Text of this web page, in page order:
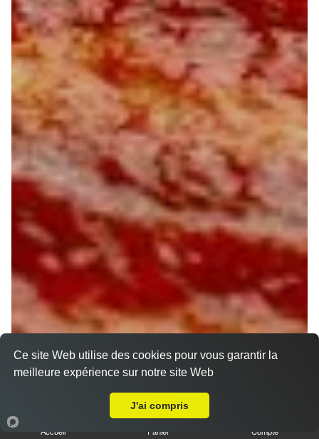
Accueil Panier Compte
Ce site Web utilise des cookies pour vous garantir la
meilleure expérience sur notre site Web
J'ai compris